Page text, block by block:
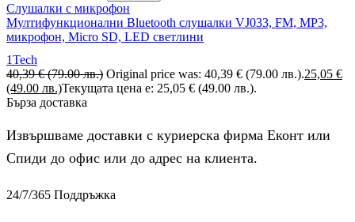
Слушалки с микрофон
Мултифункционални Bluetooth слушалки VJ033, FM, MP3,
микрофон, Micro SD, LED светлини
1Tech
40,39€ (79.00 лв.) Original price was: 40,39 € (79.00 лв.).25,05 €
(49.00 лв.)Текущата цена е: 25,05 € (49.00 лв.).
Бърза доставка
Извършваме доставки с куриерска фирма Еконт или
Спиди до офис или до адрес на клиента.
24/7/365 Поддръжка